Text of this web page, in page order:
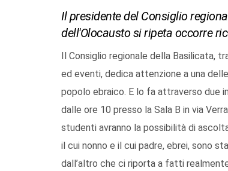
Il presidente del Consiglio
dell'Olocausto si ripeta occorre
Il Consiglio regionale della Basilicata,
ed eventi, dedica attenzione a una
popolo ebraico. E lo fa attraverso due
dalle ore 10 presso la Sala B in via
studenti avranno la possibilità di
il cui nonno e il cui padre, ebrei, sono
dall’altro che ci riporta a fatti